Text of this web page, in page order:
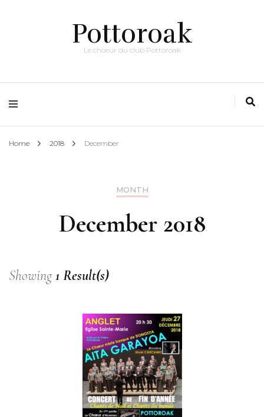
Pottoroak
Le choeur du club Pottoroak
Home 2018 December
MONTH
December 2018
Showing1 Result(s)